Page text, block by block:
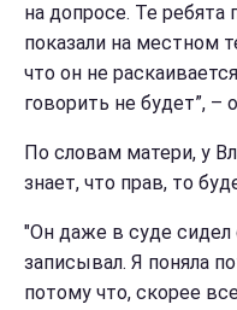
на допросе. Те ребята
показали на местном
что он не
говорить не будет”, –
По словам матери, у
знает, что прав, то
"Он даже в суде сидел
записывал. Я поняла
потому что, скорее